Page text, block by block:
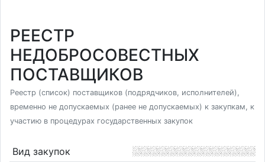
РЕЕСТР
НЕДОБРОСОВЕСТНЫХ
ПОСТАВЩИКОВ
Реестр (список) поставщиков (подрядчиков, исполнителей),
временно не допускаемых (ранее не допускаемых) к закупкам, к
участию в процедурах государственных закупок
Вид закупок